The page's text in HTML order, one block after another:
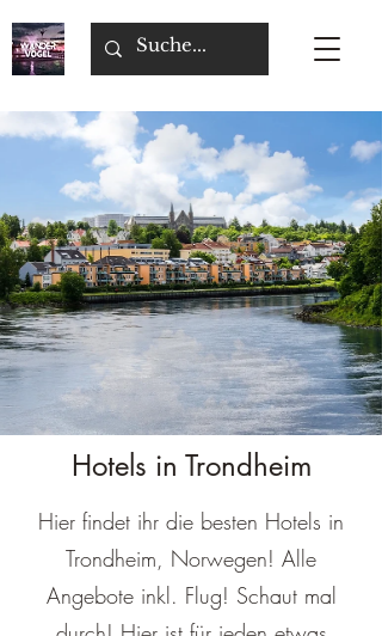
Hotels in Trondheim
Hier findet ihr die besten Hotels in
Trondheim, Norwegen! Alle
Angebote inkl. Flug! Schaut mal